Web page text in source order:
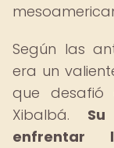
Según las
era un
que desafió
Xibalbá.
enfrentar